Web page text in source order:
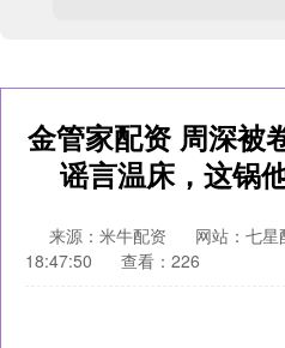
金管家配资 周深被
谣言温床，这锅
来源：米牛配资 网站：七星
18:47:50
查看：226